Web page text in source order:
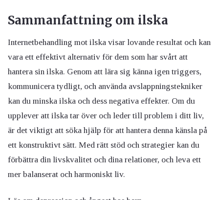
Sammanfattning om ilska
Internetbehandling mot ilska visar lovande resultat och kan
vara ett effektivt alternativ för dem som har svårt att
hantera sin ilska. Genom att lära sig känna igen triggers,
kommunicera tydligt, och använda avslappningstekniker
kan du minska ilska och dess negativa effekter. Om du
upplever att ilska tar över och leder till problem i ditt liv,
är det viktigt att söka hjälp för att hantera denna känsla på
ett konstruktivt sätt. Med rätt stöd och strategier kan du
förbättra din livskvalitet och dina relationer, och leva ett
mer balanserat och harmoniskt liv.